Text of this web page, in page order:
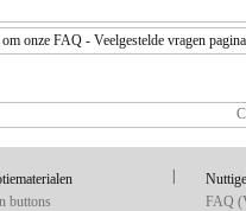
onze FAQ - Veelgestelde vragen
buttons
FAQ